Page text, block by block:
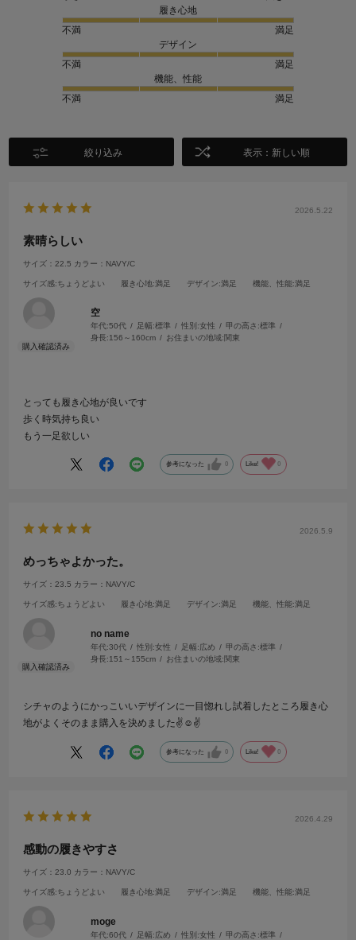
履き心地
不満
満足
デザイン
不満
満足
機能、性能
不満
満足
絞り込み 表示：新しい順
2026.5.22
素晴らしい
サイズ：22.5 カラー：NAVY/C
サイズ感:ちょうどよい 履き心地:満足 デザイン:満足 機能、性能:満足
空
年代:50代 足幅:標準 性別:女性 甲の高さ:標準
身長:156～160cm お住まいの地域:関東
とっても履き心地が良いです
歩く時気持ち良い
もう一足欲しい
参考になった 0 Like! 0
2026.5.9
めっちゃよかった。
サイズ：23.5 カラー：NAVY/C
サイズ感:ちょうどよい 履き心地:満足 デザイン:満足 機能、性能:満足
no name
年代:30代 性別:女性 足幅:広め 甲の高さ:標準
身長:151～155cm お住まいの地域:関東
シチャのようにかっこいいデザインに一目惚れし試着したところ履き心
地がよくそのまま購入を決めました✌️☺️✌️
参考になった 0 Like! 0
2026.4.29
感動の履きやすさ
サイズ：23.0 カラー：NAVY/C
サイズ感:ちょうどよい 履き心地:満足 デザイン:満足 機能、性能:満足
moge
年代:60代 足幅:広め 性別:女性 甲の高さ:標準